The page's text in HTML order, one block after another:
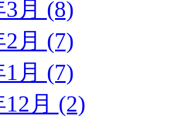
3月 (8)
2月 (7)
1月 (7)
12月 (2)